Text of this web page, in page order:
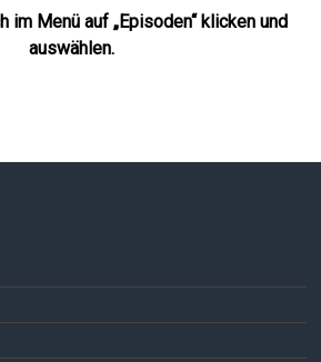
im Menü auf „Episoden“ klicken und
auswählen.